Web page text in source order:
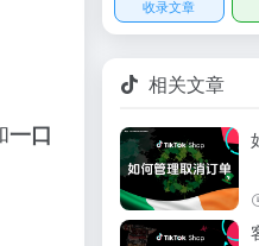
一口
收录文章
相关文章